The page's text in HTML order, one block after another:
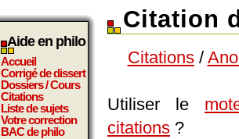
Aide en philo
Accueil
Corrigé de dissert
Dossiers / Cours
Citations
Liste de sujets
Votre correction
BAC de philo
Citation
Citations/
Utiliser le
citations ?